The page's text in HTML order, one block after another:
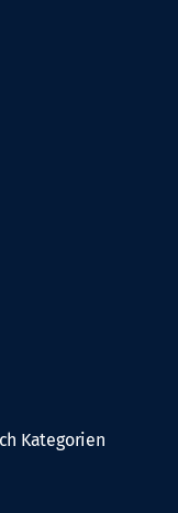
Kategorien